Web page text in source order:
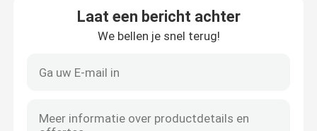
In te ademen Plakband
Inpakkend Broodjesdocument
Zwart Met een laag bedekt Document
Laat een bericht achter
We bellen je snel terug!